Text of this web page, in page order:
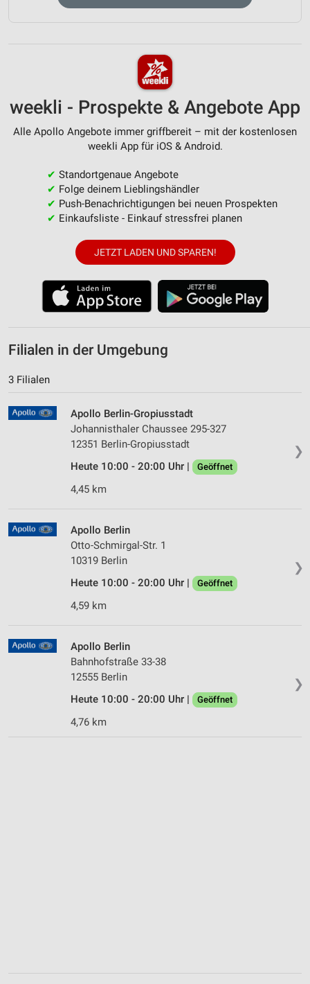
weekli - Prospekte & Angebote App
Alle Apollo Angebote immer griffbereit – mit der kostenlosen
weekli App für iOS & Android.
✔ Standortgenaue Angebote
✔ Folge deinem Lieblingshändler
✔ Push-Benachrichtigungen bei neuen Prospekten
✔ Einkaufsliste - Einkauf stressfrei planen
JETZT LADEN UND SPAREN!
Filialen in der Umgebung
3 Filialen
❯
Apollo Berlin-Gropiusstadt
Johannisthaler Chaussee 295-327
12351 Berlin-Gropiusstadt
Heute 10:00 - 20:00 Uhr |
Geöffnet
4,45 km
❯
Apollo Berlin
Otto-Schmirgal-Str. 1
10319 Berlin
Heute 10:00 - 20:00 Uhr |
Geöffnet
4,59 km
❯
Apollo Berlin
Bahnhofstraße 33-38
12555 Berlin
Heute 10:00 - 20:00 Uhr |
Geöffnet
4,76 km